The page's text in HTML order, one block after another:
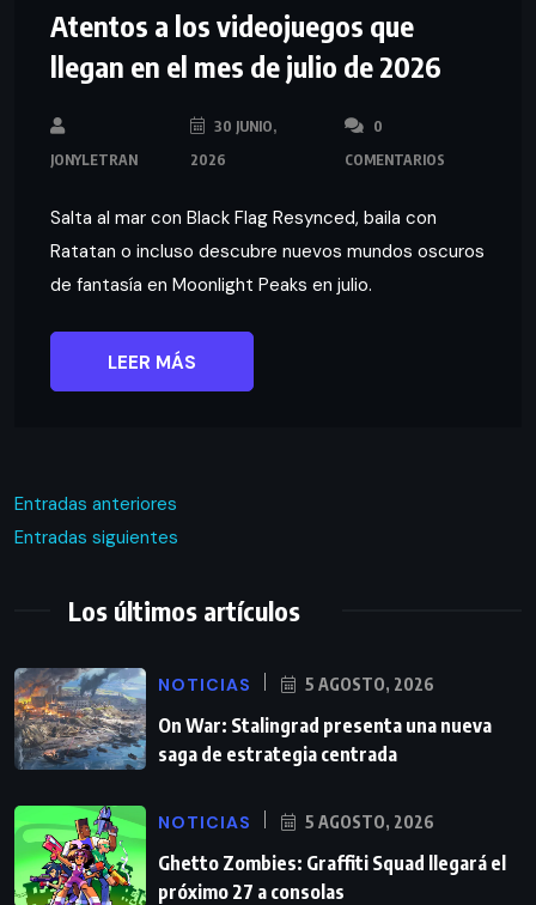
Atentos a los videojuegos que
llegan en el mes de julio de 2026
JONYLETRAN
30 JUNIO,
2026
0
COMENTARIOS
Salta al mar con Black Flag Resynced, baila con
Ratatan o incluso descubre nuevos mundos oscuros
de fantasía en Moonlight Peaks en julio.
LEER MÁS
Entradas anteriores
Entradas siguientes
Los últimos artículos
NOTICIAS 5 AGOSTO, 2026
On War: Stalingrad presenta una nueva
saga de estrategia centrada
NOTICIAS 5 AGOSTO, 2026
Ghetto Zombies: Graffiti Squad llegará el
próximo 27 a consolas